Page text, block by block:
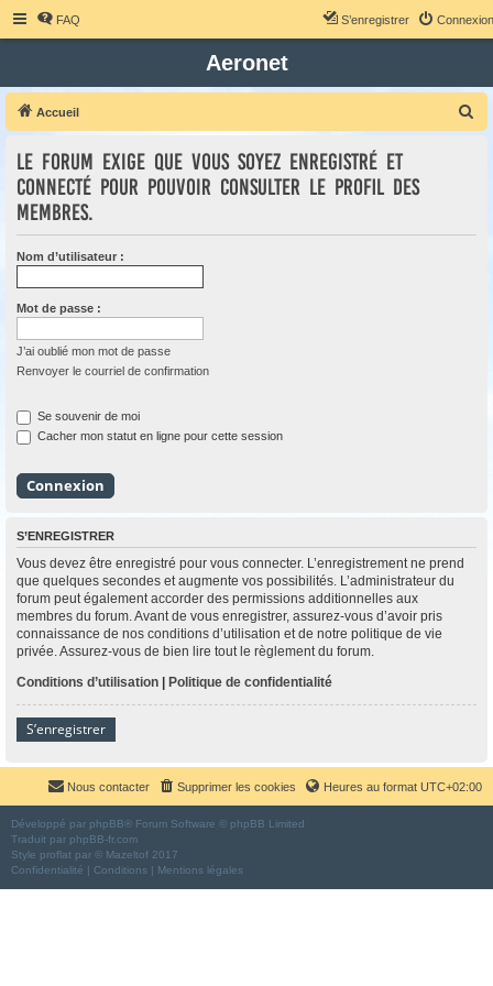
FAQ Connexion
S’enregistrer
Aeronet
Accueil
Le forum exige que vous soyez enregistré et
connecté pour pouvoir consulter le profil des
membres.
Nom d’utilisateur :
Mot de passe :
J’ai oublié mon mot de passe
Renvoyer le courriel de confirmation
Se souvenir de moi
Cacher mon statut en ligne pour cette session
S’ENREGISTRER
Vous devez être enregistré pour vous connecter. L’enregistrement ne prend
que quelques secondes et augmente vos possibilités. L’administrateur du
forum peut également accorder des permissions additionnelles aux
membres du forum. Avant de vous enregistrer, assurez-vous d’avoir pris
connaissance de nos conditions d’utilisation et de notre politique de vie
privée. Assurez-vous de bien lire tout le règlement du forum.
Conditions d’utilisation | Politique de confidentialité
S’enregistrer
Heures au format UTC+02:00
Supprimer les cookies
Nous contacter
Développé par phpBB® Forum Software © phpBB Limited
Traduit par phpBB-fr.com
Style proflat par © Mazeltof 2017
Confidentialité | Conditions | Mentions légales